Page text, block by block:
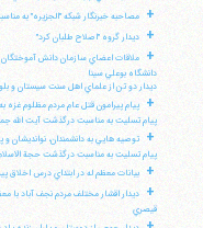
+ مصاحبه خبرنگار شبكه "الجزيره" به
+ ديدار گروه "اصلاح طلبان كرد"
+
ملاقات اعضاي سازمان دانش
دانشگاه بوعلي سينا
ديدار دو تن از علماي اهل سنت سيستان و
+
پيام پيرامون قتل عام مردم مظلوم
پيام تسليت به مناسبت درگذشت آيت الله
+
توصيه هايي به دانشمندان، نوانديشان
پيام تسليت به مناسبت درگذشت حجة
+ بيانات معظم له در ابتداي درس اخلاق
+
ديدار اقشار مختلف مردم نجف آباد با
قيصري